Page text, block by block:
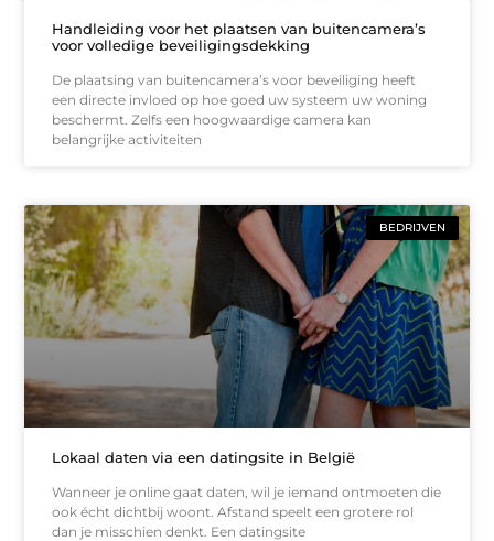
Handleiding voor het plaatsen van buitencamera’s
voor volledige beveiligingsdekking
De plaatsing van buitencamera’s voor beveiliging heeft
een directe invloed op hoe goed uw systeem uw woning
beschermt. Zelfs een hoogwaardige camera kan
belangrijke activiteiten
BEDRIJVEN
Lokaal daten via een datingsite in België
Wanneer je online gaat daten, wil je iemand ontmoeten die
ook écht dichtbij woont. Afstand speelt een grotere rol
dan je misschien denkt. Een datingsite